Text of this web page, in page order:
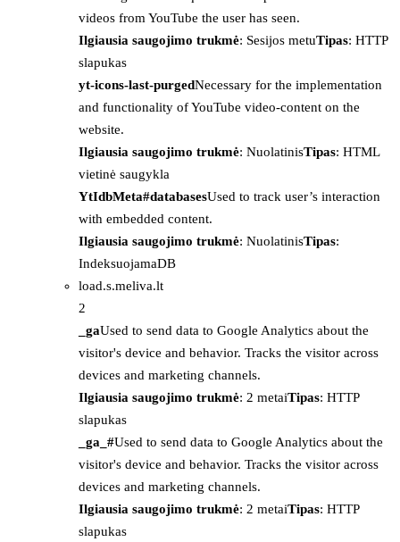
videos from YouTube the user has seen.
Ilgiausia saugojimo trukmė: Sesijos metuTipas: HTTP
slapukas
yt-icons-last-purgedNecessary for the implementation
and functionality of YouTube video-content on the
website.
Ilgiausia saugojimo trukmė: NuolatinisTipas: HTML
vietinė saugykla
YtIdbMeta#databasesUsed to track user’s interaction
with embedded content.
Ilgiausia saugojimo trukmė: NuolatinisTipas:
IndeksuojamaDB
load.s.meliva.lt
2
_gaUsed to send data to Google Analytics about the
visitor's device and behavior. Tracks the visitor across
devices and marketing channels.
Ilgiausia saugojimo trukmė: 2 metaiTipas: HTTP
slapukas
_ga_#Used to send data to Google Analytics about the
visitor's device and behavior. Tracks the visitor across
devices and marketing channels.
Ilgiausia saugojimo trukmė: 2 metaiTipas: HTTP
slapukas